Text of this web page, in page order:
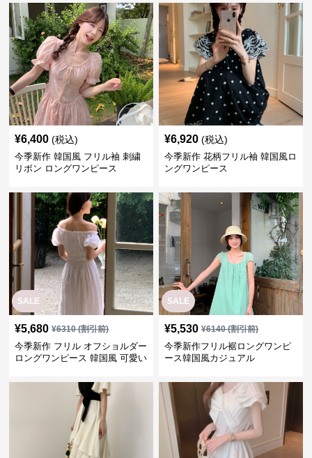
¥6,400 (税込)
今季新作 韓国風 フリル袖 刺繍
リボン ロングワンピース
¥6,920 (税込)
今季新作 花柄フリル袖 韓国風ロ
ングワンピース
SALE
¥5,680 ¥6310(割引前)
今季新作 フリル オフショルダー
ロングワンピース 韓国風 可愛い
SALE
¥5,530 ¥6140(割引前)
今季新作フリル裾ロングワンピ
ース韓国風カジュアル